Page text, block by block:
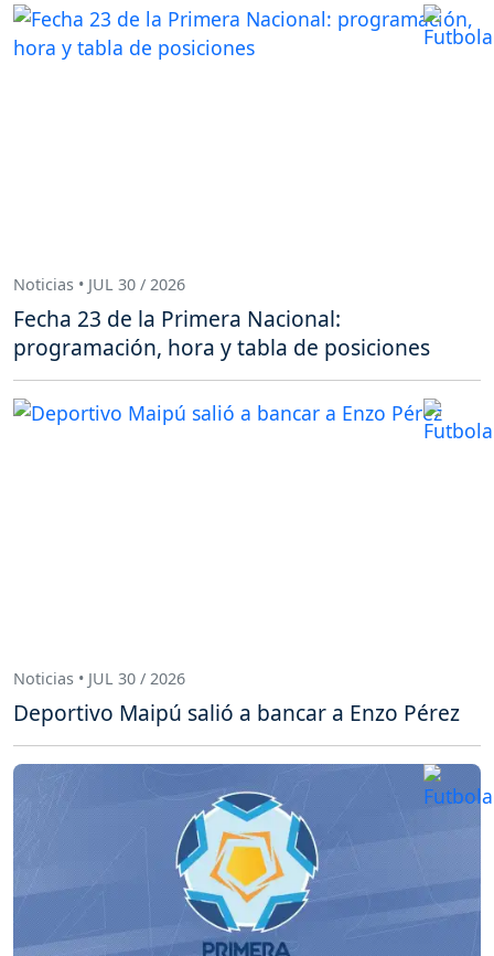
Noticias • JUL 30 / 2026
Fecha 23 de la Primera Nacional:
programación, hora y tabla de posiciones
Noticias • JUL 30 / 2026
Deportivo Maipú salió a bancar a Enzo Pérez